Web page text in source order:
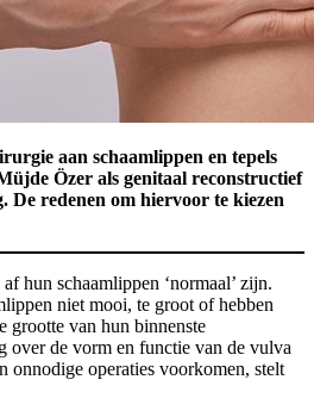
aan schaamlippen en tepels
Özer als genitaal reconstructief
De redenen om hiervoor te kiezen
hun schaamlippen ‘normaal’ zijn.
niet mooi, te groot of hebben
grootte van hun binnenste
over de vorm en functie van de vulva
onnodige operaties voorkomen, stelt